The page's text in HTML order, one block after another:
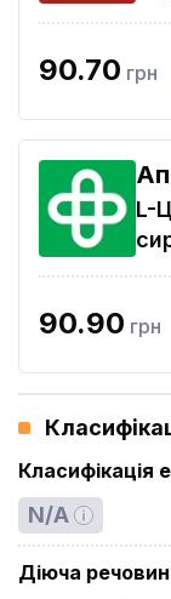
90.70 грн
L-
90.90 грн
Класифікація
N/A
Діюча